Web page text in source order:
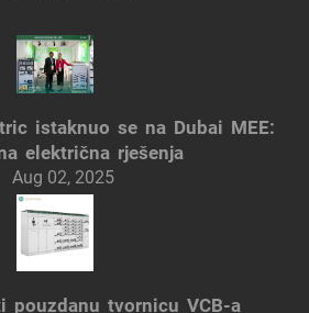
istaknuo se na Dubai MEE:
električna rješenja
Aug 02, 2025
pouzdanu tvornicu VCB-a